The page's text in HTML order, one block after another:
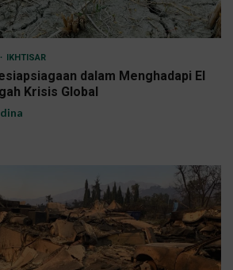
IKHTISAR
dalam Menghadapi El
Krisis Global